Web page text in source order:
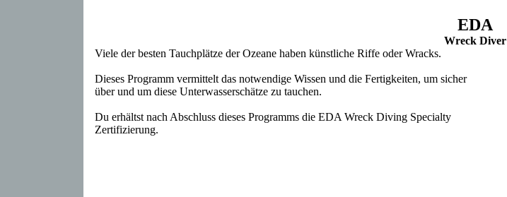
EDA
Wreck Diver
Viele der besten Tauchplätze der Ozeane haben künstliche Riffe oder Wracks.
Dieses Programm vermittelt das notwendige Wissen und die Fertigkeiten, um sicher
über und um diese Unterwasserschätze zu tauchen.
Du erhältst nach Abschluss dieses Programms die EDA Wreck Diving Specialty
Zertifizierung.